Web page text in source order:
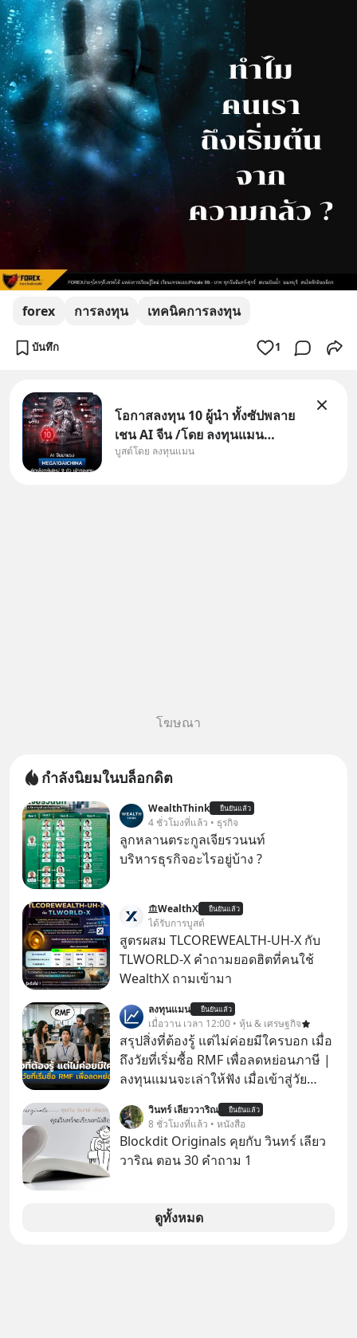
forex การลงทุน เทคนิคการลงทุน
บันทึก 1
โอกาสลงทุน 10 ผู้นำ ทั้งซัปพลาย
เชน AI จีน /โดย ลงทุนแมน
✅ลงทุนตรง คัด 10 ผู้นำเน้น ๆ ใน
บูสต์โดย ลงทุนแมน
โฆษณา
กำลังนิยมในบล็อกดิต
WealthThink ยืนยันแล้ว
4 ชั่วโมงที่แล้ว • ธุรกิจ
ลูกหลานตระกูลเจียรวนนท์
บริหารธุรกิจอะไรอยู่บ้าง ?
WealthX ยืนยันแล้ว
ได้รับการบูสต์
สูตรผสม TLCOREWEALTH-UH-X กับ
TLWORLD-X คำถามยอดฮิตที่คนใช้
WealthX ถามเข้ามา
ลงทุนแมน ยืนยันแล้ว
เมื่อวาน เวลา 12:00 • หุ้น & เศรษฐกิจ
สรุปสิ่งที่ต้องรู้ แต่ไม่ค่อยมีใครบอก เมื่อ
ถึงวัยที่เริ่มซื้อ RMF เพื่อลดหย่อนภาษี |
ลงทุนแมนจะเล่าให้ฟัง เมื่อเข้าสู่วัย
ภาษี หลายคนมักได้รับคำแนะนำให้
ลงทุนใน RMF เพราะนอกจากจะช่วยลด
หย่อนภาษีได้แล้ว ยังเป็นโอกาสในการ
อะไรบ้าง ควรดู ตรงไหน ทำอย่างไร ถึง
จะดีกับเรา แล้วเราควรรู้ข้อมูลอะไร
วินทร์ เลียววาริณ ยืนยันแล้ว
8 ชั่วโมงที่แล้ว • หนังสือ
Blockdit Originals คุยกับ วินทร์ เลียว
วาริณ ตอน 30 คำถาม 1
ดูทั้งหมด